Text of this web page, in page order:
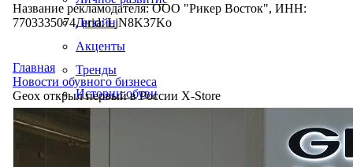
Дизайн
Акценты
Тренды
Истории обуви
Название рекламодателя: ООО "Рикер Восток", ИНН:
7703335074, erid: LjN8K37Ko
Главная
Новости обувного бизнеса
Geox открыл первый в России X-Store